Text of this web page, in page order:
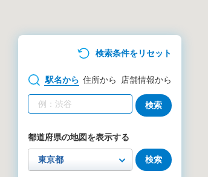
検索条件をリセット
駅名から 住所から 店舗情報から
検索
都道府県の地図を表示する
検索